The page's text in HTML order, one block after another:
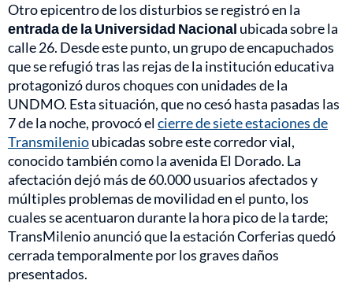
Otro epicentro de los disturbios se registró en la
entrada de la Universidad Nacional ubicada sobre la
calle 26. Desde este punto, un grupo de encapuchados
que se refugió tras las rejas de la institución educativa
protagonizó duros choques con unidades de la
UNDMO. Esta situación, que no cesó hasta pasadas las
7 de la noche, provocó elcierre de siete estaciones de
Transmilenioubicadas sobre este corredor vial,
conocido también como la avenida El Dorado. La
afectación dejó más de 60.000 usuarios afectados y
múltiples problemas de movilidad en el punto, los
cuales se acentuaron durante la hora pico de la tarde;
TransMilenio anunció que la estación Corferias quedó
cerrada temporalmente por los graves daños
presentados.